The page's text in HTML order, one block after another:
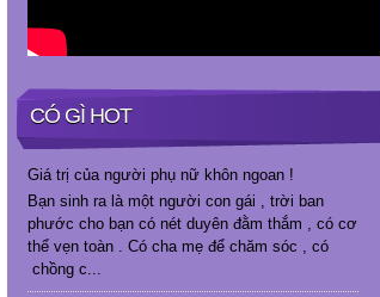
CÓ GÌ HOT
Giá trị của người phụ nữ khôn ngoan !
Bạn sinh ra là một người con gái , trời ban
phước cho bạn có nét duyên đằm thắm , có cơ
thể vẹn toàn . Có cha mẹ để chăm sóc , có
chồng c...